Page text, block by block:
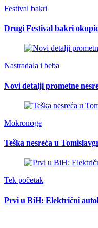
Festival bakri
Drugi Festival bakri
Nastradala i beba
Novi detalji prometne
Mokronoge
Teška nesreća u
Tek početak
Prvi u BiH: Električni